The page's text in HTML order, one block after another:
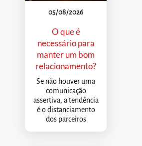
05/08/2026
O que é
necessário para
manter um bom
relacionamento?
Se não houver uma
comunicação
assertiva, a tendência
é o distanciamento
dos parceiros